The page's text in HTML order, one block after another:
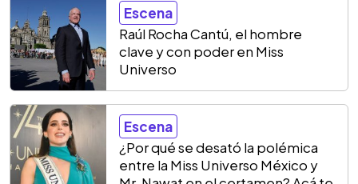
Escena
Raúl Rocha Cantú, el hombre
clave y con poder en Miss
Universo
Escena
¿Por qué se desató la polémica
entre la Miss Universo México y